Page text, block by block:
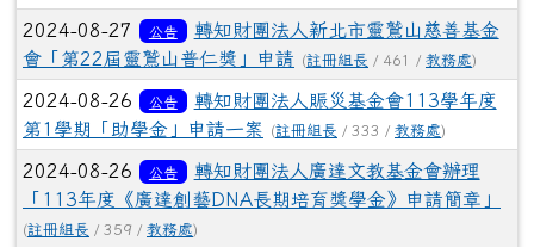
2024-08-27 公告
轉知財團法人新北市靈鷲山慈善基金
會「第22屆靈鷲山普仁獎」申請
(註冊組長 / 461 / 教務處)
2024-08-26 公告
轉知財團法人賑災基金會113學年度
第1學期「助學金」申請一案
(註冊組長 / 333 / 教務處)
2024-08-26 公告
轉知財團法人廣達文教基金會辦理
「113年度《廣達創藝DNA長期培育獎學金》申請簡章」
(註冊組長 / 359 / 教務處)